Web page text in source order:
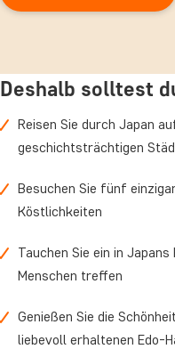
Ruhe, die einen reizvollen
durch mystische
Farbenspiel der
Kontrasten zeigt. Hier
Metropole, die ruhige
Deshalb solltest
Reisen Sie durch Japan
geschichtsträchtigen
Besuchen Sie fünf
Köstlichkeiten
Tauchen Sie ein in
Menschen treffen
Genießen Sie die
liebevoll erhaltenen Edo-